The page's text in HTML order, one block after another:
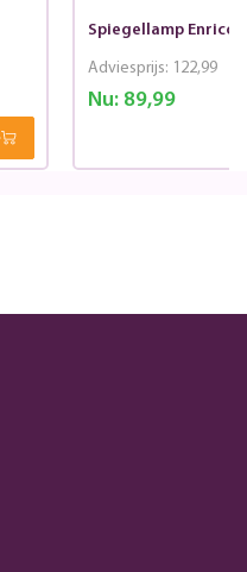
Spiegellamp Enrico
Nu:89,99
Adviesprijs: 122,99